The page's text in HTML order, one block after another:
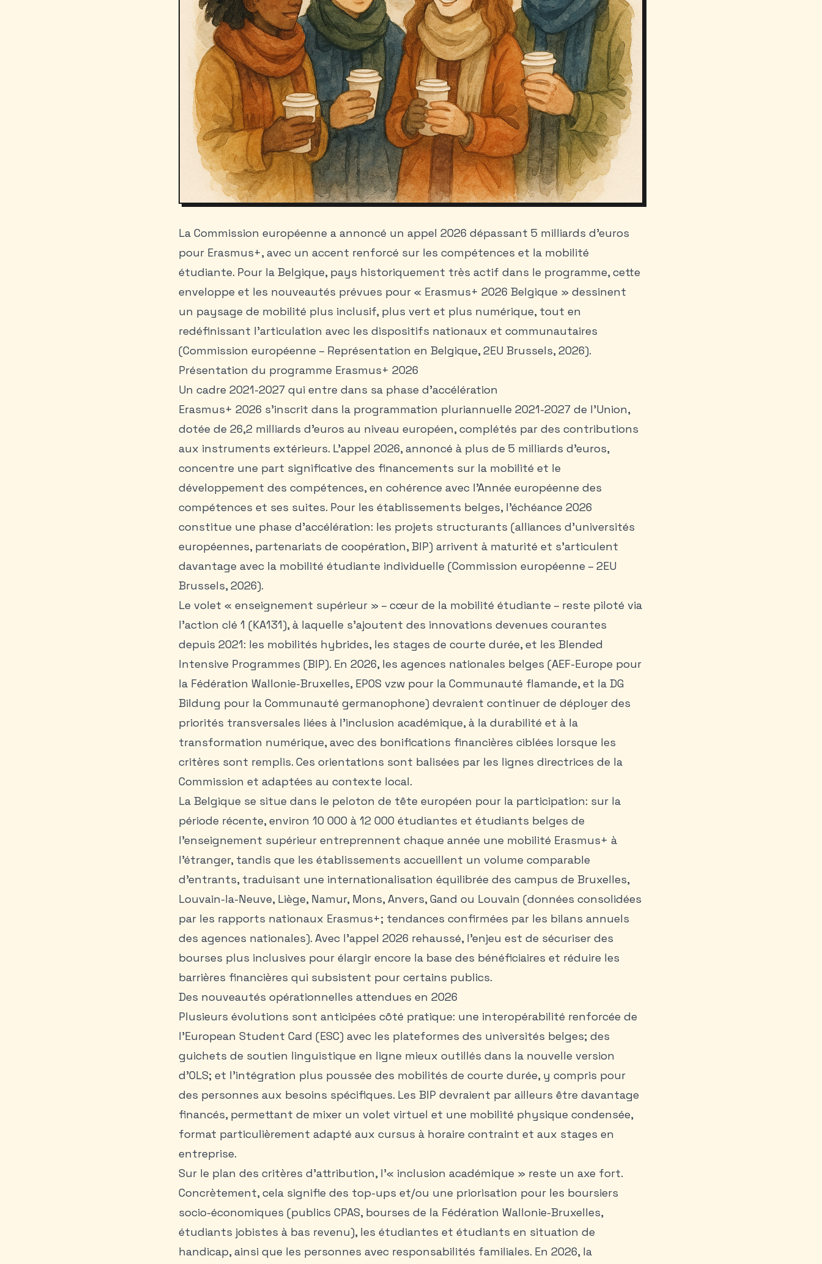
La Commission européenne a annoncé un appel 2026 dépassant 5 milliards d’euros
pour Erasmus+, avec un accent renforcé sur les compétences et la mobilité
étudiante. Pour la Belgique, pays historiquement très actif dans le programme, cette
enveloppe et les nouveautés prévues pour « Erasmus+ 2026 Belgique » dessinent
un paysage de mobilité plus inclusif, plus vert et plus numérique, tout en
redéfinissant l’articulation avec les dispositifs nationaux et communautaires
(Commission européenne – Représentation en Belgique, 2EU Brussels, 2026).
Présentation du programme Erasmus+ 2026
Un cadre 2021-2027 qui entre dans sa phase d’accélération
Erasmus+ 2026 s’inscrit dans la programmation pluriannuelle 2021-2027 de l’Union,
dotée de 26,2 milliards d’euros au niveau européen, complétés par des contributions
aux instruments extérieurs. L’appel 2026, annoncé à plus de 5 milliards d’euros,
concentre une part significative des financements sur la mobilité et le
développement des compétences, en cohérence avec l’Année européenne des
compétences et ses suites. Pour les établissements belges, l’échéance 2026
constitue une phase d’accélération: les projets structurants (alliances d’universités
européennes, partenariats de coopération, BIP) arrivent à maturité et s’articulent
davantage avec la mobilité étudiante individuelle (Commission européenne – 2EU
Brussels, 2026).
Le volet « enseignement supérieur » – cœur de la mobilité étudiante – reste piloté via
l’action clé 1 (KA131), à laquelle s’ajoutent des innovations devenues courantes
depuis 2021: les mobilités hybrides, les stages de courte durée, et les Blended
Intensive Programmes (BIP). En 2026, les agences nationales belges (AEF-Europe pour
la Fédération Wallonie-Bruxelles, EPOS vzw pour la Communauté flamande, et la DG
Bildung pour la Communauté germanophone) devraient continuer de déployer des
priorités transversales liées à l’inclusion académique, à la durabilité et à la
transformation numérique, avec des bonifications financières ciblées lorsque les
critères sont remplis. Ces orientations sont balisées par les lignes directrices de la
Commission et adaptées au contexte local.
La Belgique se situe dans le peloton de tête européen pour la participation: sur la
période récente, environ 10 000 à 12 000 étudiantes et étudiants belges de
l’enseignement supérieur entreprennent chaque année une mobilité Erasmus+ à
l’étranger, tandis que les établissements accueillent un volume comparable
d’entrants, traduisant une internationalisation équilibrée des campus de Bruxelles,
Louvain-la-Neuve, Liège, Namur, Mons, Anvers, Gand ou Louvain (données consolidées
par les rapports nationaux Erasmus+; tendances confirmées par les bilans annuels
des agences nationales). Avec l’appel 2026 rehaussé, l’enjeu est de sécuriser des
bourses plus inclusives pour élargir encore la base des bénéficiaires et réduire les
barrières financières qui subsistent pour certains publics.
Des nouveautés opérationnelles attendues en 2026
Plusieurs évolutions sont anticipées côté pratique: une interopérabilité renforcée de
l’European Student Card (ESC) avec les plateformes des universités belges; des
guichets de soutien linguistique en ligne mieux outillés dans la nouvelle version
d’OLS; et l’intégration plus poussée des mobilités de courte durée, y compris pour
des personnes aux besoins spécifiques. Les BIP devraient par ailleurs être davantage
financés, permettant de mixer un volet virtuel et une mobilité physique condensée,
format particulièrement adapté aux cursus à horaire contraint et aux stages en
entreprise.
Sur le plan des critères d’attribution, l’« inclusion académique » reste un axe fort.
Concrètement, cela signifie des top-ups et/ou une priorisation pour les boursiers
socio-économiques (publics CPAS, bourses de la Fédération Wallonie-Bruxelles,
étudiants jobistes à bas revenu), les étudiantes et étudiants en situation de
handicap, ainsi que les personnes avec responsabilités familiales. En 2026, la